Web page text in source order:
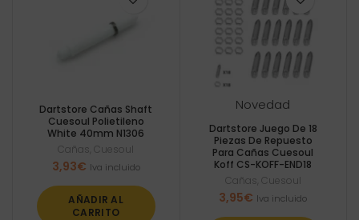
Dartstore Cañas Shaft
Cuesoul Polietileno
White 40mm N1306
Cañas ,Cuesoul
3,93€ Iva incluido
AÑADIR AL
CARRITO
Novedad
Dartstore Juego De 18
Piezas De Repuesto
Para Cañas Cuesoul
Koff CS-KOFF-END18
Cañas Cuesoul
3,95€ Iva incluido